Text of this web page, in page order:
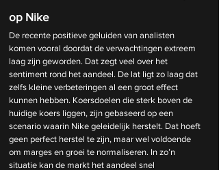
op Nike
De recente positieve geluiden van analisten
komen vooral doordat de verwachtingen extreem
laag zijn geworden. Dat zegt veel over het
sentiment rond het aandeel. De lat ligt zo laag dat
zelfs kleine verbeteringen al een groot effect
kunnen hebben. Koersdoelen die sterk boven de
huidige koers liggen, zijn gebaseerd op een
scenario waarin Nike geleidelijk herstelt. Dat hoeft
geen perfect herstel te zijn, maar wel voldoende
om marges en groei te normaliseren. In zo’n
situatie kan de markt het aandeel snel